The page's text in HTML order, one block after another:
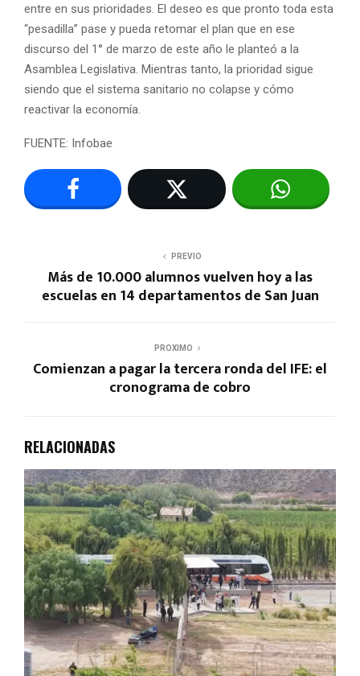
entre en sus prioridades. El deseo es que pronto toda esta
“pesadilla” pase y pueda retomar el plan que en ese
discurso del 1° de marzo de este año le planteó a la
Asamblea Legislativa. Mientras tanto, la prioridad sigue
siendo que el sistema sanitario no colapse y cómo
reactivar la economía.
FUENTE: Infobae
PREVIO
Más de 10.000 alumnos vuelven hoy a las
escuelas en 14 departamentos de San Juan
PROXIMO
Comienzan a pagar la tercera ronda del IFE: el
cronograma de cobro
RELACIONADAS